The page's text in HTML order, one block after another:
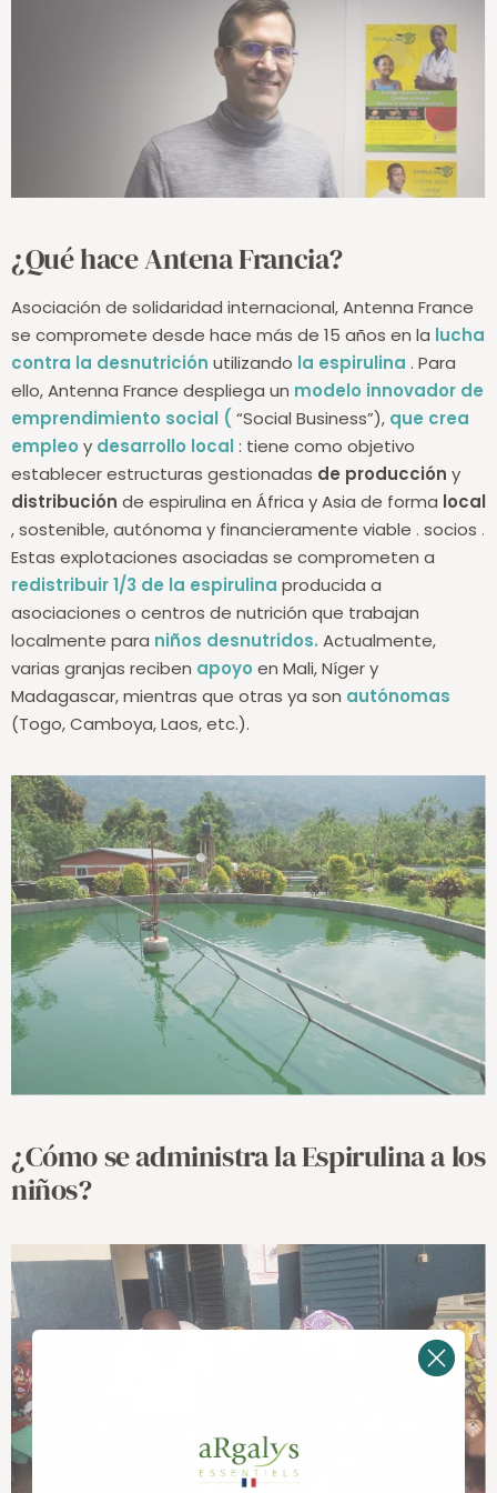
¿Qué hace Antena Francia?
Asociación de solidaridad internacional, Antenna France
se compromete desde hace más de 15 años en la
contra la desnutrición
utilizandola espirulina. Para
ello, Antenna France despliega un modelo innovador de
emprendimiento social (“Social Business”),que crea
empleo
y desarrollo local
: tiene como objetivo
establecer estructuras gestionadas de produccióny
distribución
de espirulina en África y Asia de forma
local
, sostenible, autónoma y financieramente
viable
Estas explotaciones asociadas se comprometen a
redistribuir 1/3 de la espirulina producida a
asociaciones o centros de nutrición que trabajan
localmente para niños desnutridos. Actualmente,
varias granjas reciben
apoyo en Mali, Níger y
Madagascar, mientras que otras ya son
(Togo, Camboya, Laos, etc.).
¿Cómo se administra la Espirulina a los
niños?